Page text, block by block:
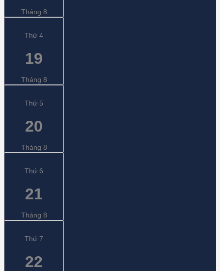
Tháng 8
Thứ 4
19
Tháng 8
Thứ 5
20
Tháng 8
Thứ 6
21
Tháng 8
Thứ 7
22